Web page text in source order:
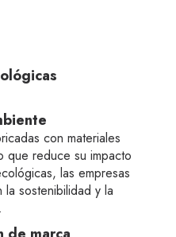
con materiales
que reduce su impacto
las empresas
la sostenibilidad y la